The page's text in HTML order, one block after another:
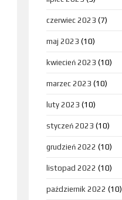
czerwiec 2023 (7)
maj 2023 (10)
kwiecień 2023 (10)
marzec 2023 (10)
luty 2023 (10)
styczeń 2023 (10)
grudzień 2022 (10)
listopad 2022 (10)
październik 2022 (10)